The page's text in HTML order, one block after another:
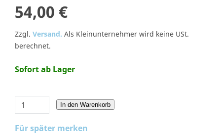
54,00 €
Zzgl. Versand. Als Kleinunternehmer wird keine USt.
berechnet.
Sofort ab Lager
In den Warenkorb
Für später merken